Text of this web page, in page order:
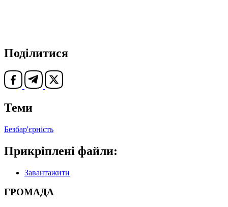
Поділитися
Теми
Безбар'єрність
Прикріплені файли:
Завантажити
ГРОМАДА